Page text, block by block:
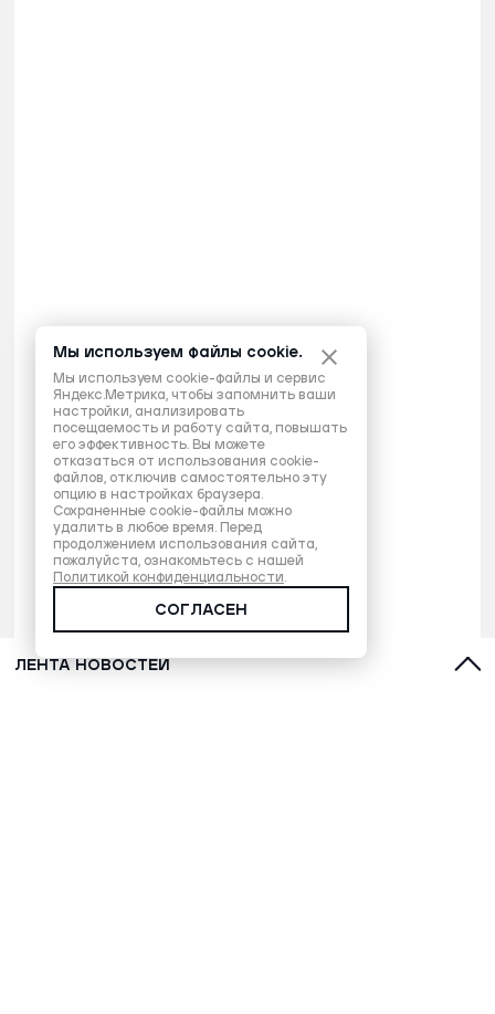
ЛЕНТА НОВОСТЕЙ
Мы используем файлы cookie.
Мы используем cookie-файлы и сервис
Яндекс.Метрика, чтобы запомнить ваши
настройки, анализировать
посещаемость и работу сайта, повышать
его эффективность. Вы можете
отказаться от использования cookie-
файлов, отключив самостоятельно эту
опцию в настройках браузера.
Сохраненные cookie-файлы можно
удалить в любое время. Перед
продолжением использования сайта,
пожалуйста, ознакомьтесь с нашей
Политикой конфиденциальности.
СОГЛАСЕН